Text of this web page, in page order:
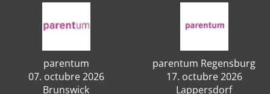
parentum
07. octubre 2026
Brunswick
parentum Regensburg
17. octubre 2026
Lappersdorf